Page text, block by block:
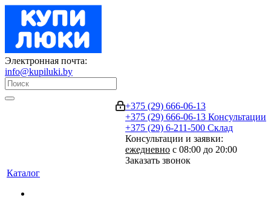
Электронная почта:
info@kupiluki.by
+375 (29) 666-06-13
+375 (29) 666-06-13 Консультации
+375 (29) 6-211-500 Склад
Консультации и заявки:
ежедневно с 08:00 до 20:00
Заказать звонок
Каталог